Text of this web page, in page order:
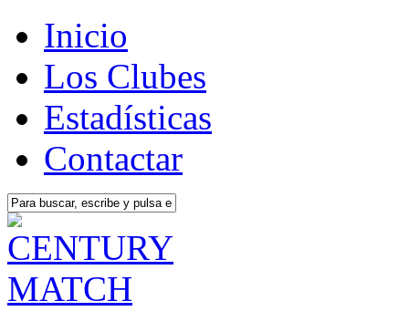
Inicio
Los Clubes
Estadísticas
Contactar